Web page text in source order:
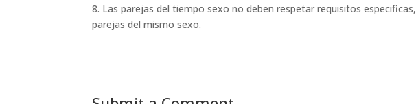
8. Las parejas del tiempo sexo no deben respetar requisitos
parejas del mismo sexo.